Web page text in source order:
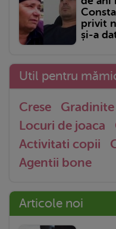
privit
și-a
Util pentru
Crese Gradinite
Locuri de joaca
Activitati copii
Agentii bone
Articole noi